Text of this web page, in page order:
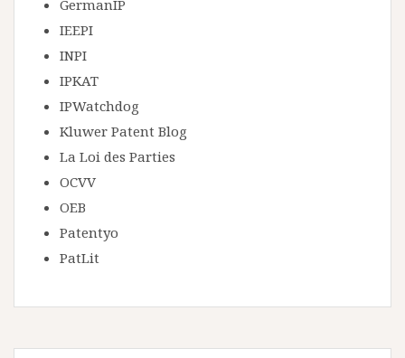
GermanIP
IEEPI
INPI
IPKAT
IPWatchdog
Kluwer Patent Blog
La Loi des Parties
OCVV
OEB
Patentyo
PatLit